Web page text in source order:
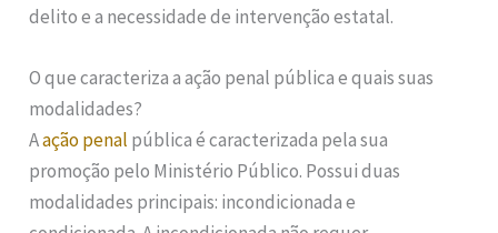
delito e a necessidade de intervenção estatal.
O que caracteriza a ação penal pública e quais suas
modalidades?
Aação penal pública é caracterizada pela sua
promoção pelo Ministério Público. Possui duas
modalidades principais: incondicionada e